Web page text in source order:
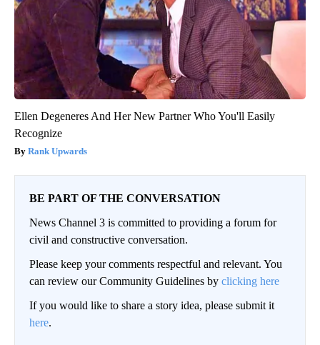
Ellen Degeneres And Her New Partner Who You'll Easily
Recognize
Rank Upwards
BE PART OF THE CONVERSATION
News Channel 3 is committed to providing a forum for
civil and constructive conversation.
Please keep your comments respectful and relevant. You
can review our Community Guidelines by clicking here
If you would like to share a story idea, please submit it
here.